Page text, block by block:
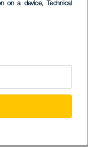
on a device, Technical